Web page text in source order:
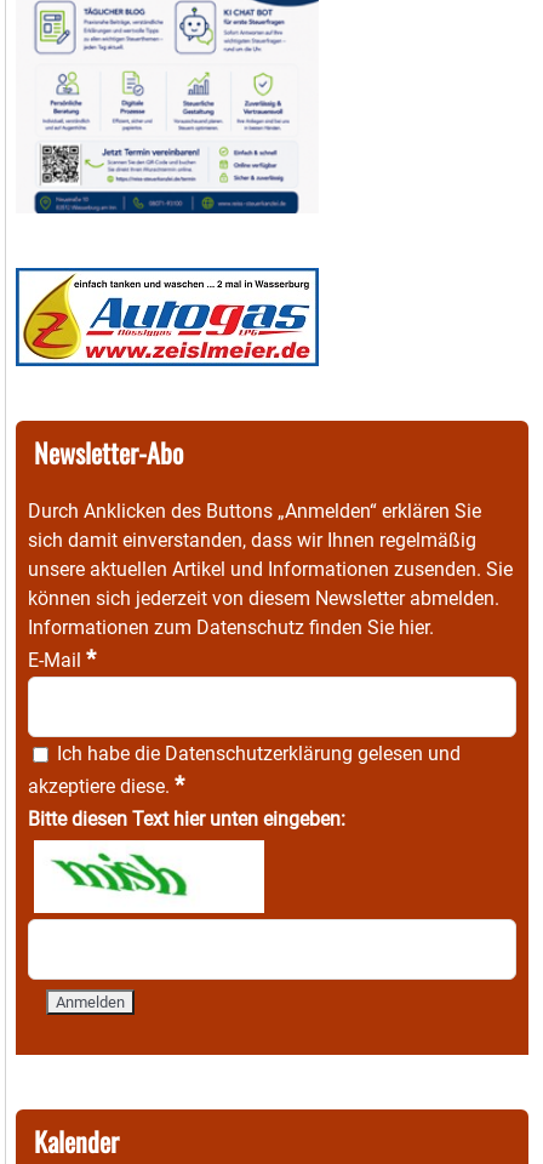
Newsletter-Abo
Durch Anklicken des Buttons „Anmelden“ erklären Sie
sich damit einverstanden, dass wir Ihnen regelmäßig
unsere aktuellen Artikel und Informationen zusenden. Sie
können sich jederzeit von diesem Newsletter abmelden.
Informationen zum Datenschutz finden Sie hier.
E-Mail *
Ich habe die Datenschutzerklärung gelesen und
akzeptiere diese. *
Bitte diesen Text hier unten eingeben:
Kalender